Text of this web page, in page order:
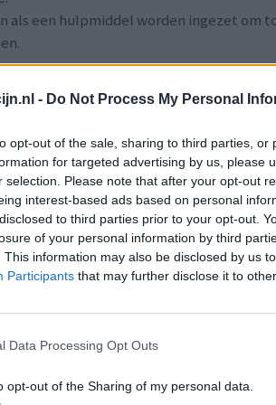
- Do Not Process My Personal
opt-out of the sale, sharing to third parties, or
for targeted advertising by us, please
selection. Please note that after your opt-out
interest-based ads based on personal
to third parties prior to your opt-out.
of your personal information by third
This information may also be disclosed by us
Participants that may further disclose it to
Data Processing Opt Outs
opt-out of the Sharing of my personal data.
als een hulpmiddel worden ingezet om
leeftijd algehele
2 3
Effectiviteit
Hoeveelheid bijwerkingen